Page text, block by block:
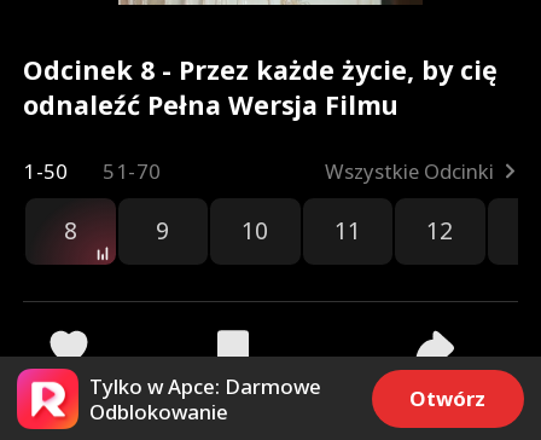
Odcinek 8 - Przez każde życie, by cię
odnaleźć Pełna Wersja Filmu
1-50 51-70 Wszystkie Odcinki
8 9 10 11 12
525 3.1k Udostępnij
Tylko w Apce: Darmowe
Odblokowanie
Otwórz